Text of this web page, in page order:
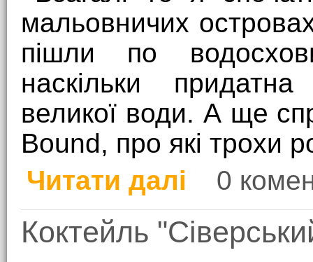
мальовничих
пішли по
наскільки
великої води. А ще
Bound, про які трохи
Читати далі
про Похід по
0
Коктейль